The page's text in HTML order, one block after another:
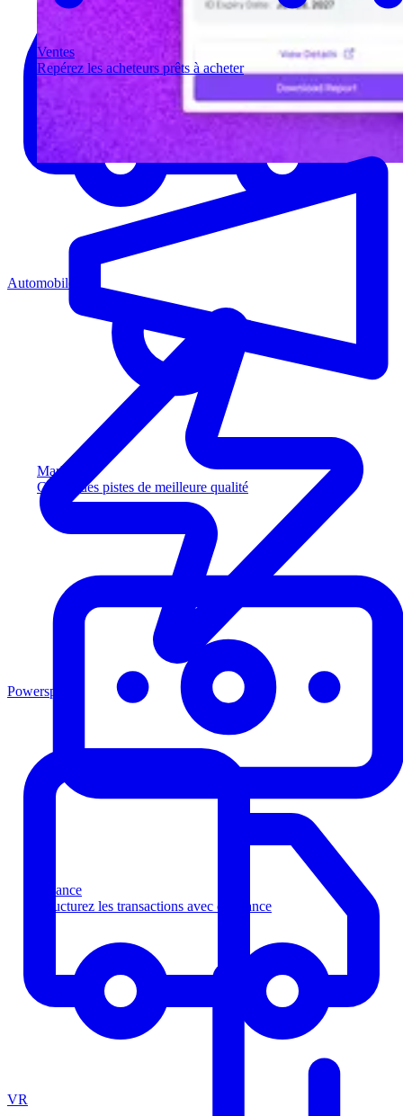
Ventes
Repérez les acheteurs prêts à acheter
Marketing
Captez des pistes de meilleure qualité
Finance
Structurez les transactions avec confiance
Automobile
Powersports
VR